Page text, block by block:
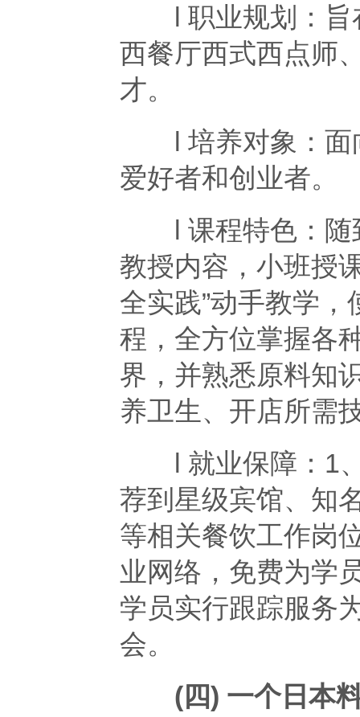
l 职业规划：旨
西餐厅西式西点师
才。
l 培养对象：面
爱好者和创业者。
l 课程特色：随
教授内容，小班授
全实践”动手教学
程，全方位掌握各
界，并熟悉原料知
养卫生、开店所需
l 就业保障：1、
荐到星级宾馆、知
等相关餐饮工作岗
业网络，免费为学
学员实行跟踪服务
会。
(四) 一个日本料